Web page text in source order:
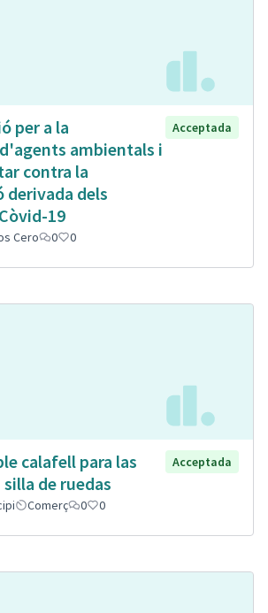
per a la
ambientals i
contra la
derivada dels
19
Acceptada
Cero 0 0
calafell para las
de ruedas
Acceptada
Comerç 0 0